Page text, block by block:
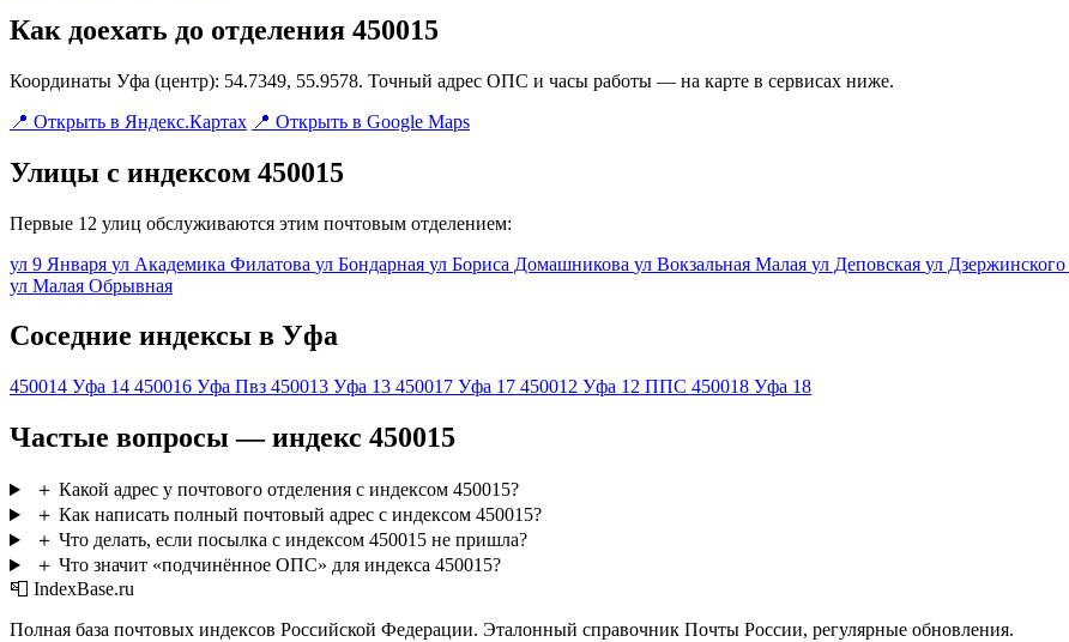
Как доехать до отделения 450015
Координаты Уфа (центр): 54.7349, 55.9578. Точный адрес ОПС и часы работы — на карте в сервисах ниже.
📍 Открыть в Яндекс.Картах 📍 Открыть в Google Maps
Улицы с индексом 450015
Первые 12 улиц обслуживаются этим почтовым отделением:
ул 9 Января ул Академика Филатова ул Бондарная ул Бориса Домашникова ул Вокзальная Малая ул Деповская ул Дзержинского
ул Малая Обрывная
Соседние индексы в Уфа
450014 Уфа 14 450016 Уфа Пвз 450013 Уфа 13 450017 Уфа 17 450012 Уфа 12 ППС 450018 Уфа 18
Частые вопросы — индекс 450015
＋ Какой адрес у почтового отделения с индексом 450015?
＋ Как написать полный почтовый адрес с индексом 450015?
＋ Что делать, если посылка с индексом 450015 не пришла?
＋ Что значит «подчинённое ОПС» для индекса 450015?
📮 IndexBase.ru
Полная база почтовых индексов Российской Федерации. Эталонный справочник Почты России, регулярные обновления.